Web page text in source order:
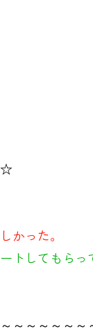
☆
かった。
してもらっ
～～～～～～